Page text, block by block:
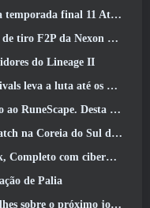
final 11 Atualizar
Attack Zero Point começou hoje
do Lineage II
a luta até os deuses
vez é a habitação do jogador
do Sul daqui para frente
evento de crossover do Apex Legends
de Palia
solo, Nivelamento Solo: KARMA na Anime Expo